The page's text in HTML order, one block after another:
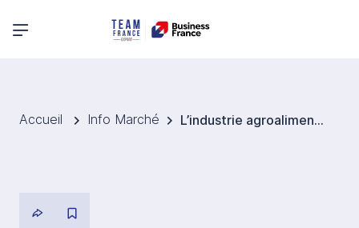
Menu principal
Accueil Info Marché L’industrie agroalimentaire allemande sous tension